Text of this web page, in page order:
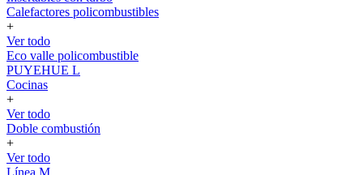
Calefactores policombustibles
+
Ver todo
Eco valle policombustible
PUYEHUE L
Cocinas
+
Ver todo
Doble combustión
+
Ver todo
Línea M